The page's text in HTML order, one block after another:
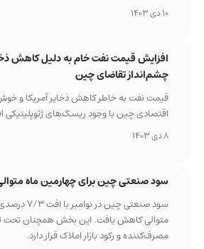
افزایش قیمت نفت خام به دلیل کاهش ذخایر
چشم‌انداز تقاضای چین
قیمت نفت به خاطر کاهش ذخایر آمریکا و
اقتصادی چین با وجود ریسک‌های ژئوپلیتیکی
سود صنعتی چین برای چهارمین ماه
سود صنعتی چین در
متوالی کاهش یافت. این بخش همچنان تحت
مصرف‌کننده و رکود بازار املاک قرار دارد.